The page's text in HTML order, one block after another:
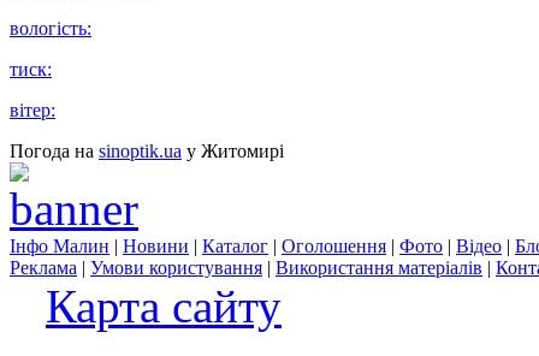
вологість:
тиск:
вітер:
Погода на sinoptik.ua у Житомирі
Інфо Малин | Новини | Каталог | Оголошення | Фото | Відео |
Реклама | Умови користування | Використання матеріалів |
Карта сайту